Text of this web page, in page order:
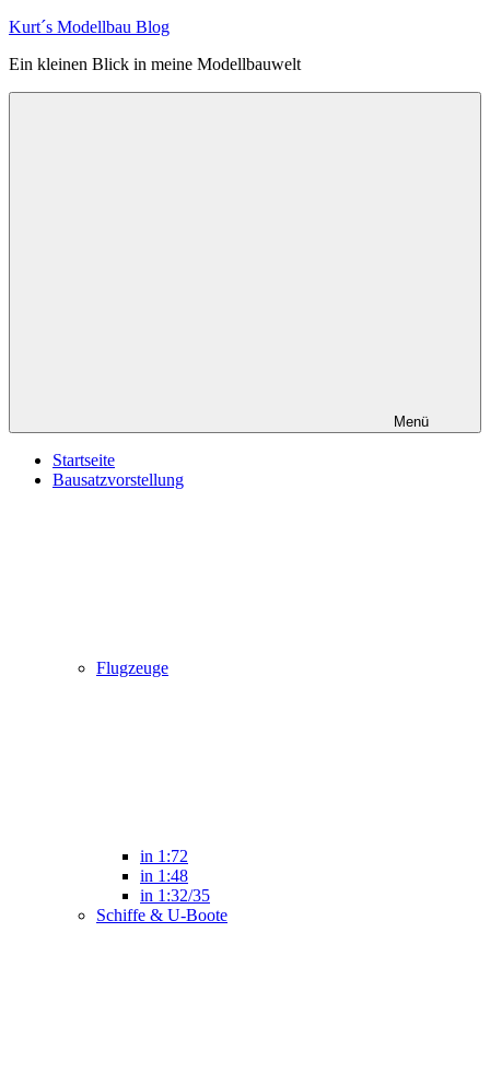
Zum
springen
Kurt´s Modellbau Blog
Ein kleinen Blick in meine Modellbauwelt
Menü
Startseite
Bausatzvorstellung
Flugzeuge
in 1:72
in 1:48
in 1:32/35
Schiffe & U-Boote